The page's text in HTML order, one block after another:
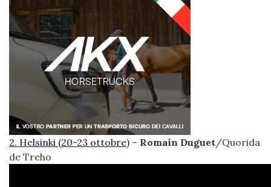
2. Helsinki (20-23 ottobre) – Romain Duguet/Quorida
de Treho